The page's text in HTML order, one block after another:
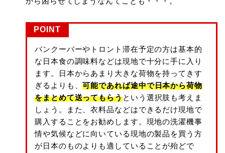
POINT
バンクーバーやトロント滞在予定の方は基本的
な日本食の調味料などは現地で十分に手に入り
ます。日本からあまり大きな荷物を持ってきす
ぎるよりも、可能であれば途中で日本から荷物
をまとめて送ってもらうという選択肢も考えま
しょう。また、衣料品などはできるだけ現地で
購入することをお勧めします。現地の洗濯機事
情や気候などに向いている現地の製品を買う方
が日本のものよりも適していることが殆どで